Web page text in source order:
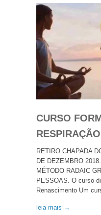
CURSO
RETIRO CHAPADA
DE DEZEMBRO
MÉTODO RADAIC
PESSOAS. O curso
Renascimento Um
leia mais →